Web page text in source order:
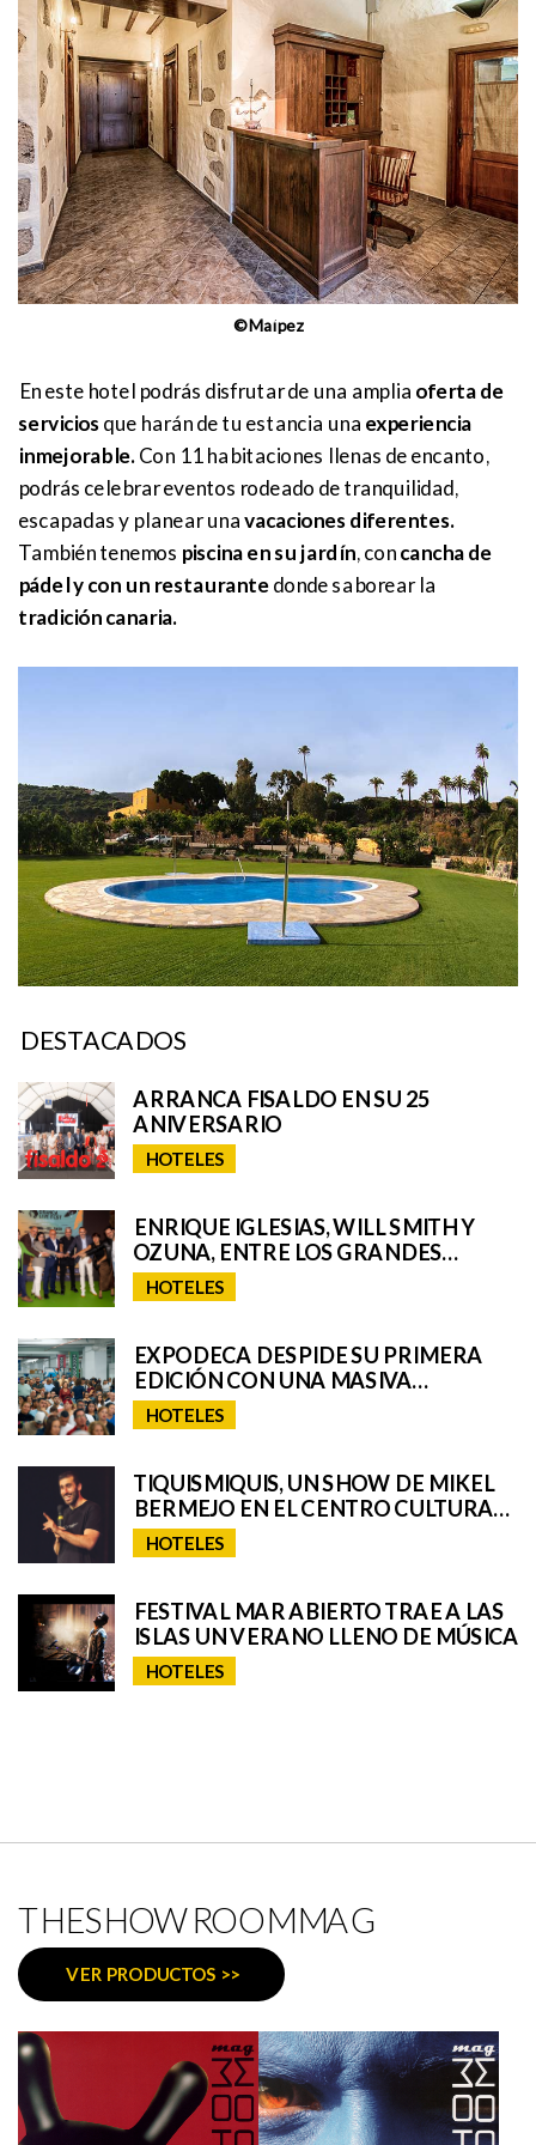
©Maípez
En este hotel podrás disfrutar de una amplia oferta de
serviciosque harán de tu estancia una experiencia
inmejorable.Con 11 habitaciones llenas de encanto,
podrás celebrar eventos rodeado de tranquilidad,
escapadas y planear unavacaciones diferentes.
También tenemos piscina en su jardín, concancha de
pádel y con un restaurantedonde saborear la
tradición canaria.
DESTACADOS
ARRANCA FISALDO EN SU 25
ANIVERSARIO
HOTELES
ENRIQUE IGLESIAS, WILL SMITH Y
OZUNA, ENTRE LOS GRANDES
NOMBRES DEL GRANCA LIVE FEST
2025, CON SORPRESAS AÚN POR
HOTELES
EXPODECA DESPIDE SU PRIMERA
EDICIÓN CON UNA MASIVA
RESPUESTA DEL PÚBLICO
HOTELES
TIQUISMIQUIS, UN SHOW DE MIKEL
BERMEJO EN EL CENTRO CULTURAL
CICCA
HOTELES
FESTIVAL MAR ABIERTO TRAE A LAS
ISLAS UN VERANO LLENO DE MÚSICA
HOTELES
THESHOWROOMMAG
VER PRODUCTOS >>